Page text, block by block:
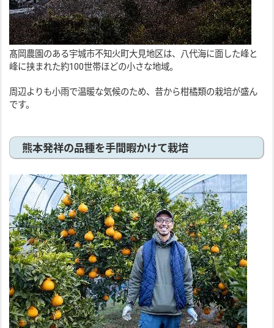
髙岡農園のある宇城市不知火町大見地区は、八代海に面した峰と
峰に挟まれた約100世帯ほどの小さな地域。
周辺よりも小雨で温暖な気候のため、昔から柑橘類の栽培が盛ん
です。
熊本発祥の品種を手間暇かけて栽培